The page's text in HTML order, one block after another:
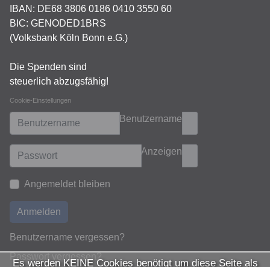
IBAN: DE68 3806 0186 0410 3550 60
BIC: GENODED1BRS
(Volksbank Köln Bonn e.G.)
Die Spenden sind
steuerlich abzugsfähig!
Cookie-Einstellungen
Benutzername
Anzeigen
Angemeldet bleiben
Anmelden
Benutzername vergessen?
Passwort vergessen?
Es werden KEINE Cookies benötigt um diese Seite als